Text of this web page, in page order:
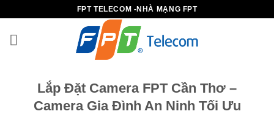
nội
FPT TELECOM -NHÀ MẠNG FPT
Lắp Đặt Camera FPT Cần Thơ –
Camera Gia Đình An Ninh Tối Ưu